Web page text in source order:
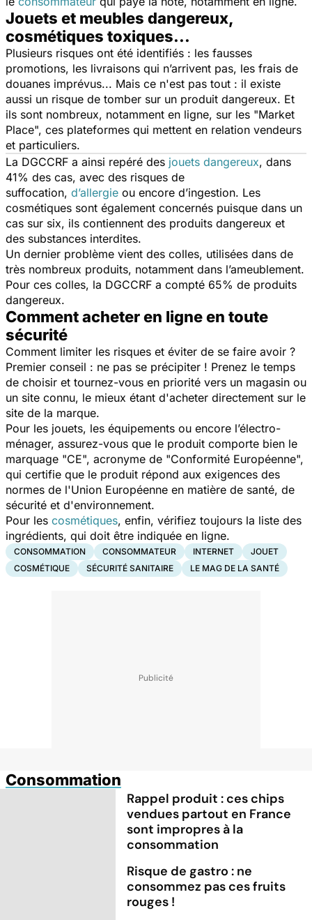
Jouets et meubles dangereux,
cosmétiques toxiques...
Plusieurs risques ont été identifiés : les fausses
promotions, les livraisons qui n’arrivent pas, les frais de
douanes imprévus... Mais ce n'est pas tout : il existe
aussi un risque de tomber sur un produit dangereux. Et
ils sont nombreux, notamment en ligne, sur les "Market
Place", ces plateformes qui mettent en relation vendeurs
et particuliers.
La DGCCRF a ainsi repéré des jouets dangereux, dans
41% des cas, avec des risques de
suffocation, d’allergie ou encore d’ingestion. Les
cosmétiques sont également concernés puisque dans un
cas sur six, ils contiennent des produits dangereux et
des substances interdites.
Un dernier problème vient des colles, utilisées dans de
très nombreux produits, notamment dans l’ameublement.
Pour ces colles, la DGCCRF a compté 65% de produits
dangereux.
Comment acheter en ligne en toute
sécurité
Comment limiter les risques et éviter de se faire avoir ?
Premier conseil : ne pas se précipiter ! Prenez le temps
de choisir et tournez-vous en priorité vers un magasin ou
un site connu, le mieux étant d'acheter directement sur le
site de la marque.
Pour les jouets, les équipements ou encore l’électro-
ménager, assurez-vous que le produit comporte bien le
marquage "CE", acronyme de "Conformité Européenne",
qui certifie que le produit répond aux exigences des
normes de l'Union Européenne en matière de santé, de
sécurité et d'environnement.
Pour les cosmétiques, enfin, vérifiez toujours la liste des
ingrédients, qui doit être indiquée en ligne.
CONSOMMATION CONSOMMATEUR INTERNET
JOUET
COSMÉTIQUE
SÉCURITÉ SANITAIRE LE MAG DE LA SANTÉ
Consommation
Rappel produit : ces chips
vendues partout en France
sont impropres à la
consommation
Risque de gastro : ne
consommez pas ces fruits
rouges !